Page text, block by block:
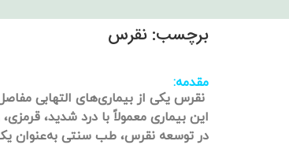
برچسب: نقرس
مقدمه:
نقرس یکی از بیماری‌های التهابی
این بیماری معمولاً با درد شدید،
در توسعه نقرس، طب سنتی به‌عنوان یک